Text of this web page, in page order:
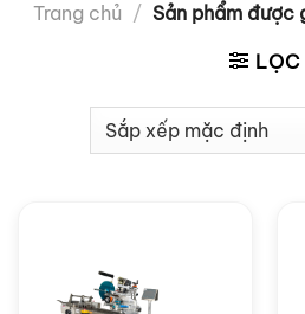
Trang chủ / Sản phẩm được
LỌC